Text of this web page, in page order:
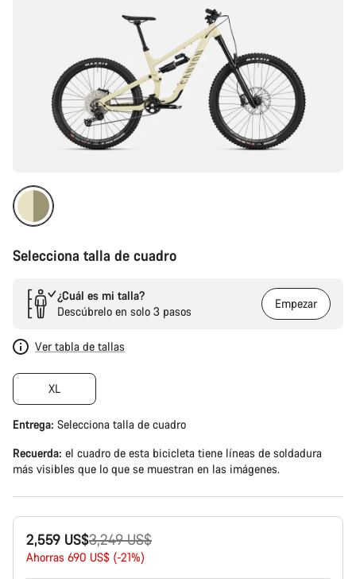
Selecciona talla de cuadro
¿Cuál es mi talla?
Descúbrelo en solo 3 pasos
Empezar
Ver tabla de tallas
XL
Entrega: Selecciona talla de cuadro
Recuerda: el cuadro de esta bicicleta tiene líneas de soldadura
más visibles que lo que se muestran en las imágenes.
2,559 US$
Precio
original
3,249 US$
Ahorras 690 US$ (-21%)